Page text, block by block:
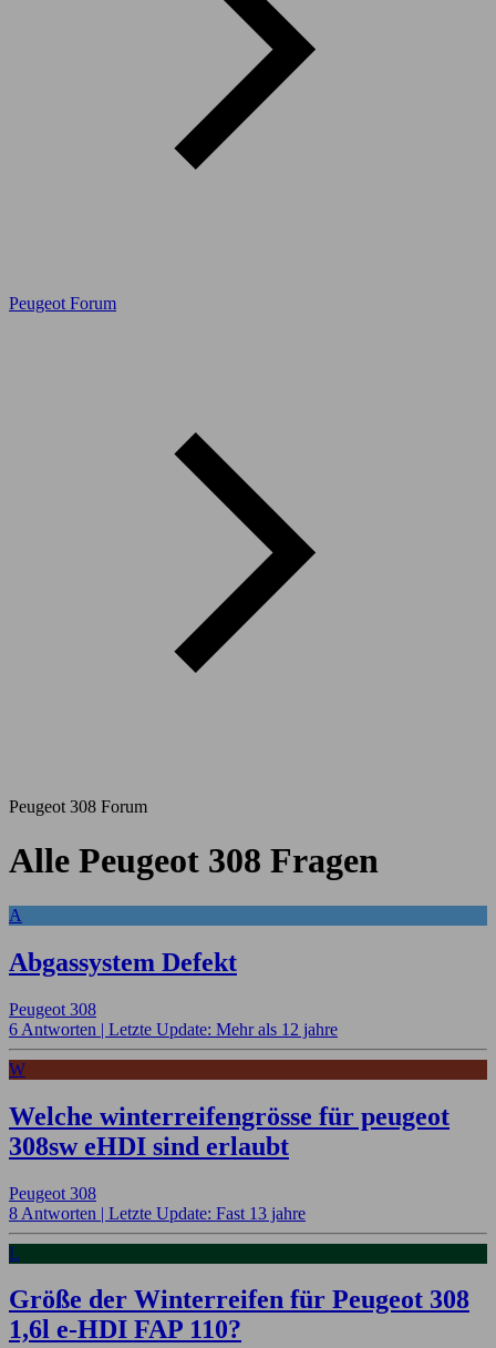
Peugeot Forum
Peugeot 308 Forum
Alle Peugeot 308 Fragen
A
Abgassystem Defekt
Peugeot 308
6 Antworten | Letzte Update: Mehr als 12 jahre
W
Welche winterreifengrösse für peugeot
308sw eHDI sind erlaubt
Peugeot 308
8 Antworten | Letzte Update: Fast 13 jahre
L
Größe der Winterreifen für Peugeot 308
1,6l e-HDI FAP 110?